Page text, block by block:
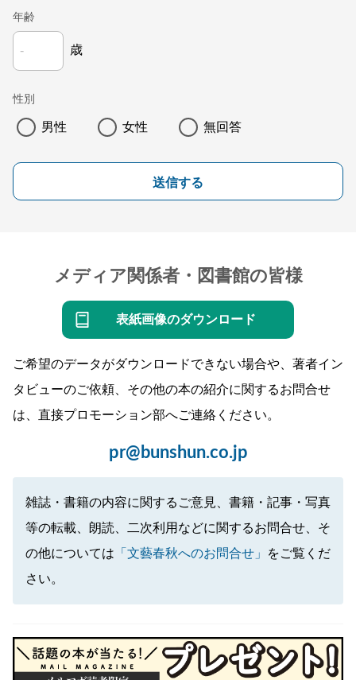
年齢
歳
性別
男性 女性 無回答
送信する
メディア関係者・図書館の皆様
表紙画像のダウンロード
ご希望のデータがダウンロードできない場合や、著者イン
タビューのご依頼、その他の本の紹介に関するお問合せ
は、直接プロモーション部へご連絡ください。
pr@bunshun.co.jp
雑誌・書籍の内容に関するご意見、書籍・記事・写真
等の転載、朗読、二次利用などに関するお問合せ、そ
の他については 「文藝春秋へのお問合せ」
をご覧くだ
さい。